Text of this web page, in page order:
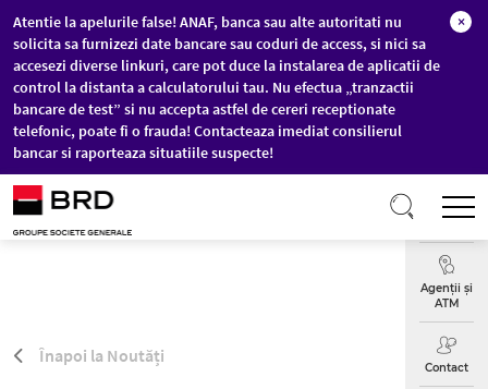
Sari la conținutul principal
Atentie la apelurile false! ANAF, banca sau alte autoritati nu
solicita sa furnizezi date bancare sau coduri de access, si nici sa
accesezi diverse linkuri, care pot duce la instalarea de aplicatii de
control la distanta a calculatorului tau. Nu efectua „tranzactii
bancare de test” si nu accepta astfel de cereri receptionate
telefonic, poate fi o frauda! Contacteaza imediat consilierul
bancar si raporteaza situatiile suspecte!
×
Curs
Agenții și
ATM
Contact
Înapoi la Noutăți